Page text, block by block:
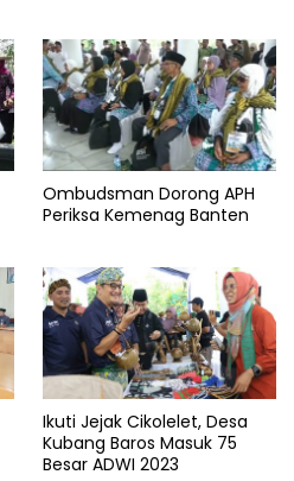
Ombudsman Dorong APH
Periksa Kemenag Banten
Ikuti Jejak Cikolelet, Desa
Kubang Baros Masuk 75
Besar ADWI 2023